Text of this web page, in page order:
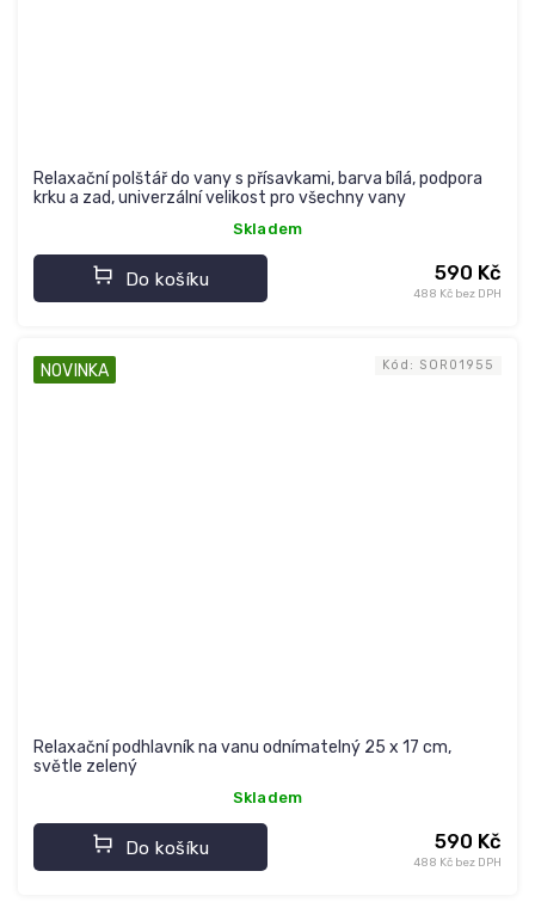
Relaxační polštář do vany s přísavkami, barva bílá, podpora
krku a zad, univerzální velikost pro všechny vany
Skladem
488 Kč bez DPH
590 Kč
Do košíku
NOVINKA
Relaxační podhlavník na vanu odnímatelný 25 x 17 cm,
světle zelený
Skladem
488 Kč bez DPH
590 Kč
Do košíku
Kód: SOR01955